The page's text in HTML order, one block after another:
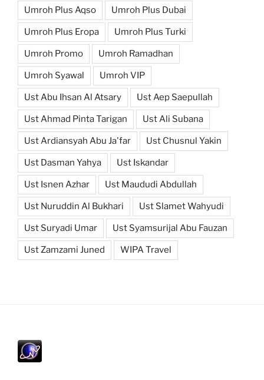
Umroh Plus Aqso Umroh Plus Dubai
Umroh Plus Eropa Umroh Plus Turki
Umroh Promo Umroh Ramadhan
Umroh Syawal Umroh VIP
Ust Abu Ihsan Al Atsary Ust Aep Saepullah
Ust Ahmad Pinta Tarigan Ust Ali Subana
Ust Ardiansyah Abu Ja'far Ust Chusnul Yakin
Ust Dasman Yahya Ust Iskandar
Ust Isnen Azhar Ust Maududi Abdullah
Ust Nuruddin Al Bukhari Ust Slamet Wahyudi
Ust Suryadi Umar Ust Syamsurijal Abu Fauzan
Ust Zamzami Juned WIPA Travel